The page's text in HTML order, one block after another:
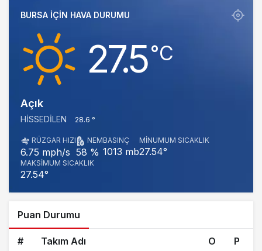
BURSA IÇIN HAVA DURUMU
27.5‎°C
Açık
HISSEDILEN 28.6 °
RÜZGAR HIZI
6.75 mph/s
NEM
58 %
BASINÇ
1013 mb
MINUMUM SICAKLIK
27.54°
MAKSIMUM SICAKLIK
27.54°
Puan Durumu
# Takım Adı O P